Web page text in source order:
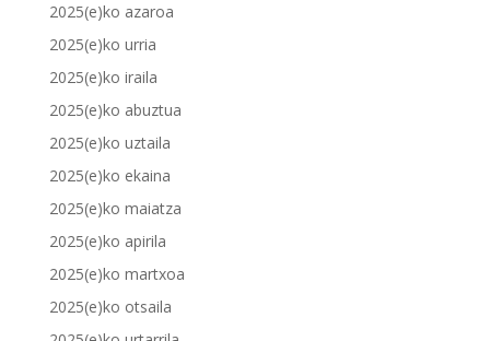
2025(e)ko azaroa
2025(e)ko urria
2025(e)ko iraila
2025(e)ko abuztua
2025(e)ko uztaila
2025(e)ko ekaina
2025(e)ko maiatza
2025(e)ko apirila
2025(e)ko martxoa
2025(e)ko otsaila